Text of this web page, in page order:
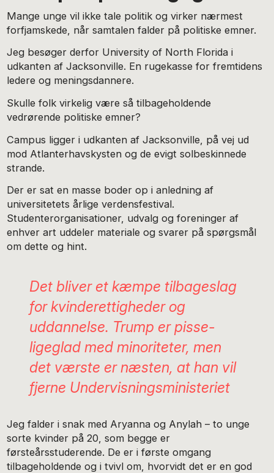
Mange unge vil ikke tale politik og virker nærmest
forfjamskede, når samtalen falder på politiske emner.
Jeg besøger derfor University of North Florida i
udkanten af Jacksonville. En rugekasse for fremtidens
ledere og meningsdannere.
Skulle folk virkelig være så tilbageholdende
vedrørende politiske emner?
Campus ligger i udkanten af Jacksonville, på vej ud
mod Atlanterhavskysten og de evigt solbeskinnede
strande.
Der er sat en masse boder op i anledning af
universitetets årlige verdensfestival.
Studenterorganisationer, udvalg og foreninger af
enhver art uddeler materiale og svarer på spørgsmål
om dette og hint.
Det bliver et kæmpe tilbageslag
for kvinderettigheder og
uddannelse. Trump er pisse-
ligeglad med minoriteter, men
det værste er næsten, at han vil
fjerne Undervisningsministeriet
Jeg falder i snak med Aryanna og Anylah – to unge
sorte kvinder på 20, som begge er
førsteårsstuderende. De er i første omgang
tilbageholdende og i tvivl om, hvorvidt det er en god